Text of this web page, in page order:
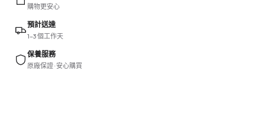
購物更安心
預計送達
1–3 個工作天
保養服務
原廠保證 · 安心購買